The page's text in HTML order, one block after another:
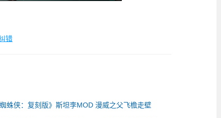
错
蜘蛛侠：复刻版》斯坦李MOD 漫威之父飞檐走壁